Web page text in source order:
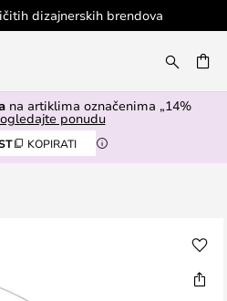
dizajnerskih brendova
na artiklima označenima „14%
ponudu
KOPIRATI